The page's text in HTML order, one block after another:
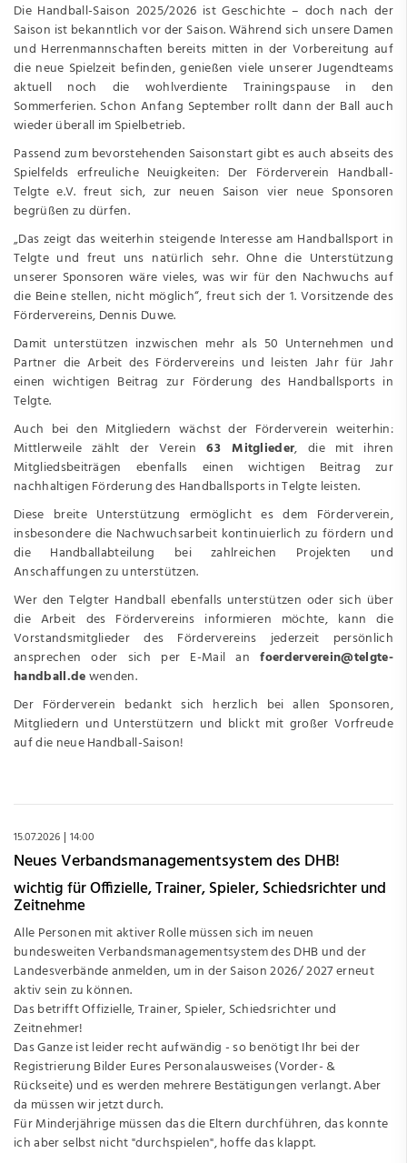
Die Handball-Saison 2025/2026 ist Geschichte – doch nach der
Saison ist bekanntlich vor der Saison. Während sich unsere Damen
und Herrenmannschaften bereits mitten in der Vorbereitung auf
die neue Spielzeit befinden, genießen viele unserer Jugendteams
aktuell noch die wohlverdiente Trainingspause in den
Sommerferien. Schon Anfang September rollt dann der Ball auch
wieder überall im Spielbetrieb.
Passend zum bevorstehenden Saisonstart gibt es auch abseits des
Spielfelds erfreuliche Neuigkeiten: Der Förderverein Handball-
Telgte e.V. freut sich, zur neuen Saison vier neue Sponsoren
begrüßen zu dürfen.
„Das zeigt das weiterhin steigende Interesse am Handballsport in
Telgte und freut uns natürlich sehr. Ohne die Unterstützung
unserer Sponsoren wäre vieles, was wir für den Nachwuchs auf
die Beine stellen, nicht möglich“, freut sich der 1. Vorsitzende des
Fördervereins, Dennis Duwe.
Damit unterstützen inzwischen mehr als 50 Unternehmen und
Partner die Arbeit des Fördervereins und leisten Jahr für Jahr
einen wichtigen Beitrag zur Förderung des Handballsports in
Telgte.
Auch bei den Mitgliedern wächst der Förderverein weiterhin:
Mittlerweile zählt der Verein63 Mitglieder, die mit ihren
Mitgliedsbeiträgen ebenfalls einen wichtigen Beitrag zur
nachhaltigen Förderung des Handballsports in Telgte leisten.
Diese breite Unterstützung ermöglicht es dem Förderverein,
insbesondere die Nachwuchsarbeit kontinuierlich zu fördern und
die Handballabteilung bei zahlreichen Projekten und
Anschaffungen zu unterstützen.
Wer den Telgter Handball ebenfalls unterstützen oder sich über
die Arbeit des Fördervereins informieren möchte, kann die
Vorstandsmitglieder des Fördervereins jederzeit persönlich
ansprechen oder sich per E-Mail anfoerderverein@telgte-
handball.dewenden.
Der Förderverein bedankt sich herzlich bei allen Sponsoren,
Mitgliedern und Unterstützern und blickt mit großer Vorfreude
auf die neue Handball-Saison!
15.07.2026 14:00
Neues Verbandsmanagementsystem des DHB!
wichtig für Offizielle, Trainer, Spieler, Schiedsrichter und
Zeitnehme
Alle Personen mit aktiver Rolle müssen sich im neuen
bundesweiten Verbandsmanagementsystem des DHB und der
Landesverbände anmelden, um in der Saison 2026/ 2027 erneut
aktiv sein zu können.
Das betrifft Offizielle, Trainer, Spieler, Schiedsrichter und
Zeitnehmer!
Das Ganze ist leider recht aufwändig - so benötigt Ihr bei der
Registrierung Bilder Eures Personalausweises (Vorder- &
Rückseite) und es werden mehrere Bestätigungen verlangt. Aber
da müssen wir jetzt durch.
Für Minderjährige müssen das die Eltern durchführen, das konnte
ich aber selbst nicht "durchspielen", hoffe das klappt.